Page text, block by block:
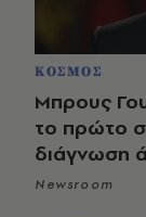
ΚΟΣΜΟΣ
Μπρους
το πρώτο
διάγνωση
Newsroom